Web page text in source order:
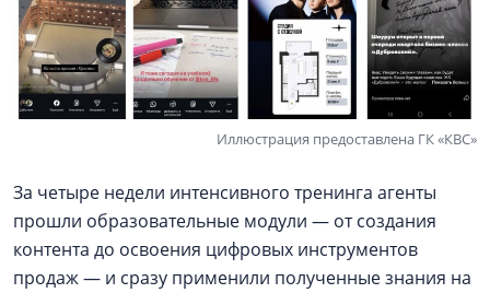
Иллюстрация предоставлена ГК «КВС»
За четыре недели интенсивного тренинга агенты
прошли образовательные модули — от создания
контента до освоения цифровых инструментов
продаж — и сразу применили полученные знания на